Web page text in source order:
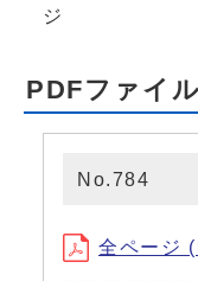
ジ
PDFファイル
No.784
全ページ